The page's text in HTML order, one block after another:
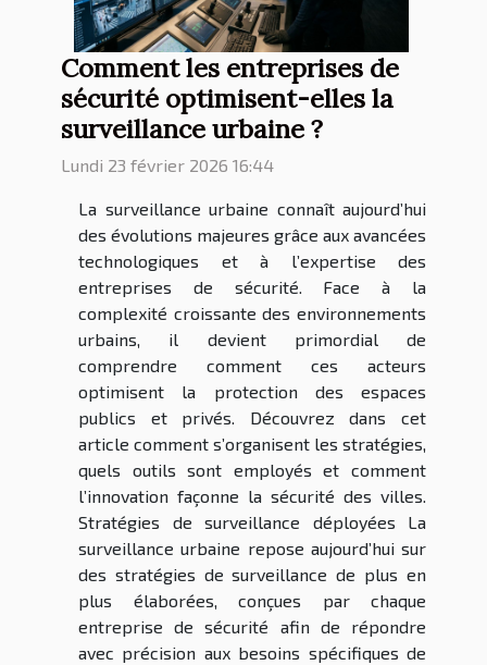
Comment les entreprises de
sécurité optimisent-elles la
surveillance urbaine ?
Lundi 23 février 2026 16:44
La surveillance urbaine connaît aujourd’hui
des évolutions majeures grâce aux avancées
technologiques et à l’expertise des
entreprises de sécurité. Face à la
complexité croissante des environnements
urbains, il devient primordial de
comprendre comment ces acteurs
optimisent la protection des espaces
publics et privés. Découvrez dans cet
article comment s’organisent les stratégies,
quels outils sont employés et comment
l’innovation façonne la sécurité des villes.
Stratégies de surveillance déployées La
surveillance urbaine repose aujourd’hui sur
des stratégies de surveillance de plus en
plus élaborées, conçues par chaque
entreprise de sécurité afin de répondre
avec précision aux besoins spécifiques de